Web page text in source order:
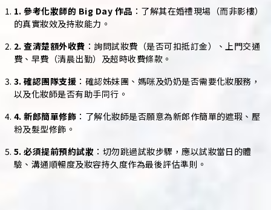
1. 參考化妝師的 Big Day 作品 ：了解其在婚禮現場（而非影樓）
的真實妝效及持妝能力。
2. 查清楚額外收費 ：詢問試妝費（是否可扣抵訂金）、上門交通
費、早費（清晨出勤）及超時收費條款。
3. 確認團隊支援 ：確認姊妹團、媽咪及奶奶是否需要化妝服務，
以及化妝師是否有助手同行。
4. 新郎簡單修飾 ：了解化妝師是否願意為新郎作簡單的遮瑕、壓
粉及髮型修飾。
5. 必須提前預約試妝 ：切勿跳過試妝步驟，應以試妝當日的體
驗、溝通順暢度及妝容持久度作為最後評估準則。